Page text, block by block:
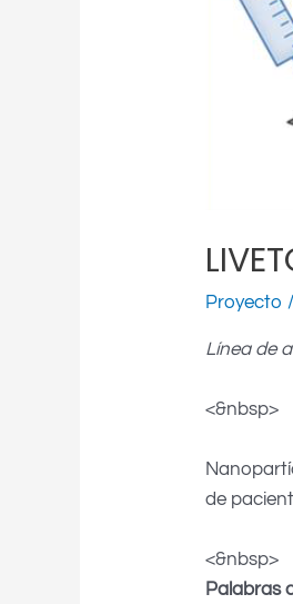
Proyecto
Línea de
<&nbsp>
de
<&nbsp>
Palabras